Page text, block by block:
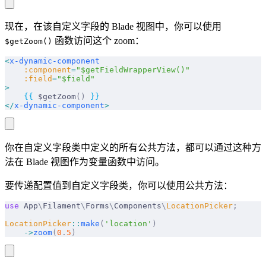
现在，在该自定义字段的 Blade 视图中，你可以使用
$getZoom() 函数访问这个 zoom：
<x-dynamic-component
    :component
="$getFieldWrapperView()"
    :field
="$field"
>
    {{
$getZoom()
}}
</x-dynamic-component>
你在自定义字段类中定义的所有公共方法，都可以通过这种方
法在 Blade 视图作为变量函数中访问。
要传递配置值到自定义字段类，你可以使用公共方法：
use App\ Filament\ Forms\ Components\ LocationPicker ;
LocationPicker :: make ( 'location' )
    ->
zoom(0 . 5 )